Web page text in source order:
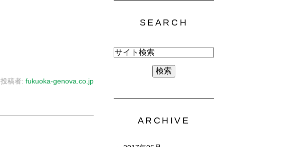
投稿者: fukuoka-genova.co.jp
SEARCH
ARCHIVE